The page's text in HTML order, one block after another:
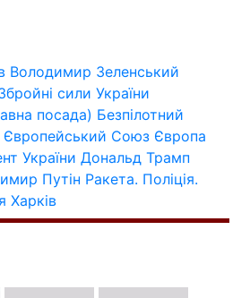
Володимир Зеленський
сили України
посада) Безпілотний
Європейський Союз Європа
України Дональд Трамп
Путін Ракета. Поліція.
Харків